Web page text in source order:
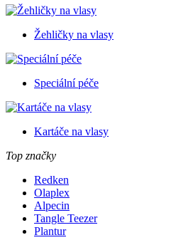
Žehličky na vlasy
Speciální péče
Kartáče na vlasy
Top značky
Redken
Olaplex
Alpecin
Tangle Teezer
Plantur